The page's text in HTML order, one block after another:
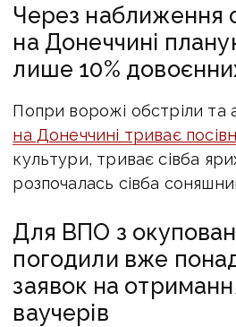
Через наближення
на Донеччині
лише 10%
Попри ворожі обстріли та
на Донеччині триває
культури, триває сівба
розпочалась сівба
Для ВПО з
погодили вже
заявок на
ваучерів